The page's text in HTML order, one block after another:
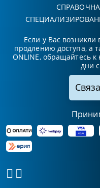
Если у Вас
продлению доступа, а
ONLINE, обращайтесь
дни